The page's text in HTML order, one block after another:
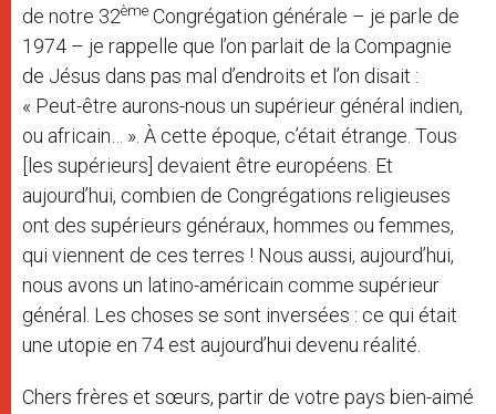
de notre 32ème Congrégation générale – je parle de
1974 – je rappelle que l’on parlait de la Compagnie
de Jésus dans pas mal d’endroits et l’on disait :
« Peut-être aurons-nous un supérieur général indien,
ou africain… ». À cette époque, c’était étrange. Tous
[les supérieurs] devaient être européens. Et
aujourd’hui, combien de Congrégations religieuses
ont des supérieurs généraux, hommes ou femmes,
qui viennent de ces terres ! Nous aussi, aujourd’hui,
nous avons un latino-américain comme supérieur
général. Les choses se sont inversées : ce qui était
une utopie en 74 est aujourd’hui devenu réalité.
Chers frères et sœurs, partir de votre pays bien-aimé